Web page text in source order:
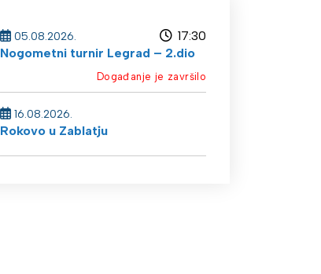
05.08.2026.
17:30
Nogometni turnir Legrad – 2.dio
Događanje je završilo
16.08.2026.
Rokovo u Zablatju